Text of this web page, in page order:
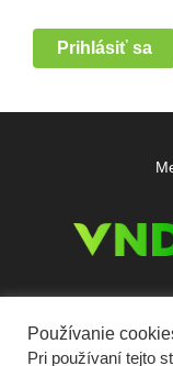
Prihlásiť sa
Používanie
Pri používaní tejto